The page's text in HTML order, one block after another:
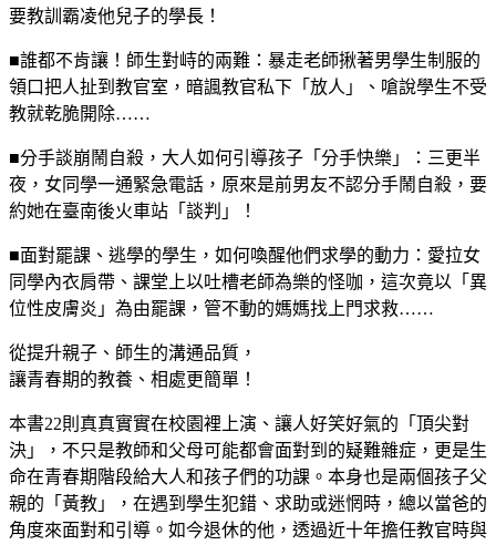
要教訓霸凌他兒子的學長！
■誰都不肯讓！師生對峙的兩難：暴走老師揪著男學生制服的
領口把人扯到教官室，暗諷教官私下「放人」、嗆說學生不受
教就乾脆開除……
■分手談崩鬧自殺，大人如何引導孩子「分手快樂」：三更半
夜，女同學一通緊急電話，原來是前男友不認分手鬧自殺，要
約她在臺南後火車站「談判」！
■面對罷課、逃學的學生，如何喚醒他們求學的動力：愛拉女
同學內衣肩帶、課堂上以吐槽老師為樂的怪咖，這次竟以「異
位性皮膚炎」為由罷課，管不動的媽媽找上門求救……
從提升親子、師生的溝通品質，
讓青春期的教養、相處更簡單！
本書22則真真實實在校園裡上演、讓人好笑好氣的「頂尖對
決」，不只是教師和父母可能都會面對到的疑難雜症，更是生
命在青春期階段給大人和孩子們的功課。本身也是兩個孩子父
親的「黃教」，在遇到學生犯錯、求助或迷惘時，總以當爸的
角度來面對和引導。如今退休的他，透過近十年擔任教官時與